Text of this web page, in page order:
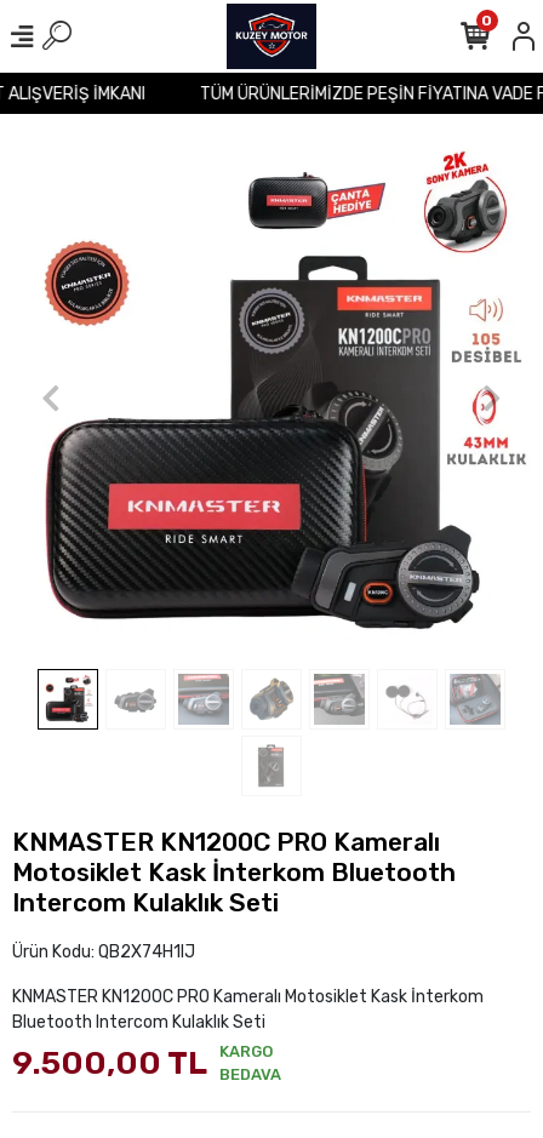
ALIŞVERİŞ İMKANI TÜM ÜRÜNLERİMİZDE PEŞİN FİYATINA
0
KNMASTER KN1200C PRO Kameralı
Motosiklet Kask İnterkom Bluetooth
Intercom Kulaklık Seti
Ürün Kodu: QB2X74H1IJ
KNMASTER KN1200C PRO Kameralı Motosiklet Kask İnterkom
Bluetooth Intercom Kulaklık Seti
9.500,00 TL
KARGO
BEDAVA